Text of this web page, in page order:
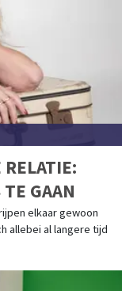
GAAN
elkaar gewoon
allebei al langere tijd